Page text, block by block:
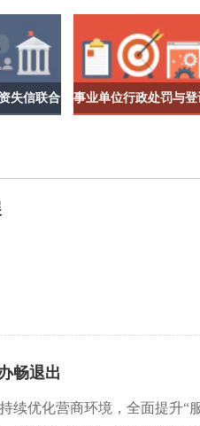
济发展壮大问题线索的公告
修复”乱象专项治理行动的
用体系建设问卷调查的通知
失信联合 事业单位行政处罚与登
畅退出
续优化营商环境，全面提升“